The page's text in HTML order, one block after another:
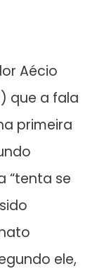
Aécio
que a fala
primeira
“tenta se
ele,